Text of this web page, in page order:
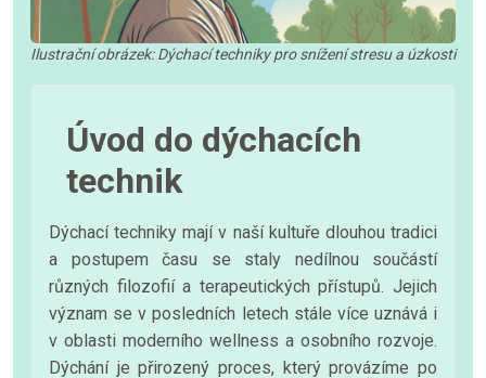
Ilustrační obrázek: Dýchací techniky pro snížení stresu a úzkosti
Úvod do dýchacích
technik
Dýchací techniky mají v naší kultuře dlouhou tradici
a postupem času se staly nedílnou součástí
různých filozofií a terapeutických přístupů. Jejich
význam se v posledních letech stále více uznává i
v oblasti moderního wellness a osobního rozvoje.
Dýchání je přirozený proces, který provázíme po